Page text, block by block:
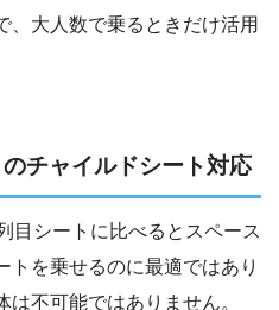
、大人数で乗るときだけ活用
チャイルドシート対応
目シートに比べるとスペース
トを乗せるのに最適ではあり
不可能ではありません。